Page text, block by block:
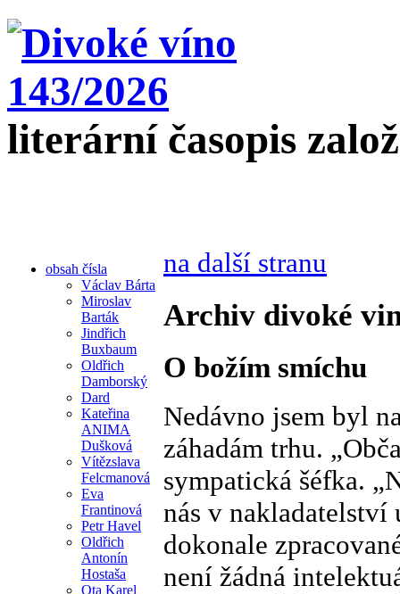
literární časopis
obsah čísla
Václav Bárta
Miroslav
Barták
Jindřich
Buxbaum
Oldřich
Damborský
Dard
Kateřina
ANIMA
Dušková
Vítězslava
Felcmanová
Eva
Frantinová
Petr Havel
Oldřich
Antonín
Hostaša
Ota Karel
na další stranu
Archiv divoké
O božím smíchu
Nedávno jsem byl
záhadám trhu.
sympatická šéfka.
nás v nakladatelství
dokonale
není žádná